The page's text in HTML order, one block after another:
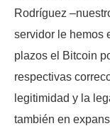
Rodríguez
servidor le hemos
plazos el Bitcoin
respectivas
legitimidad y la
también en